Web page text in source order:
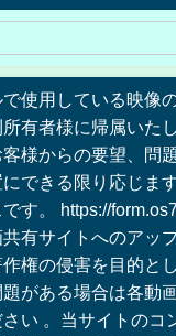
使用している映像
有者様に帰属いた
様からの要望、問
できる限り応じま
す。 https://
有サイトへのアッ
権の侵害を目的と
がある場合は各動
い 。当サイトのコ